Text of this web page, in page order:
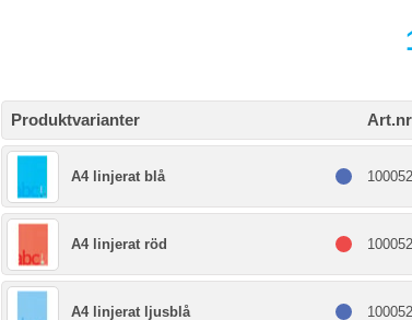
Produktvarianter Art.nr
A4 linjerat blå
A4 linjerat röd
A4 linjerat ljusblå